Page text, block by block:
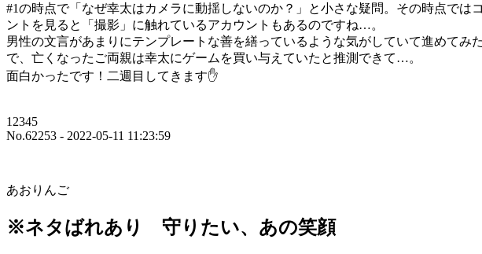
#1の時点で「なぜ幸太はカメラに動揺しないのか？」と小さな疑問。その時点で
ントを見ると「撮影」に触れているアカウントもあるのですね…。
男性の文言があまりにテンプレートな善を繕っているような気がしていて進めて
で、亡くなったご両親は幸太にゲームを買い与えていたと推測できて…。
面白かったです！二週目してきます✋
12345
No.62253 - 2022-05-11 11:23:59
あおりんご
※ネタばれあり 守りたい、あの笑顔